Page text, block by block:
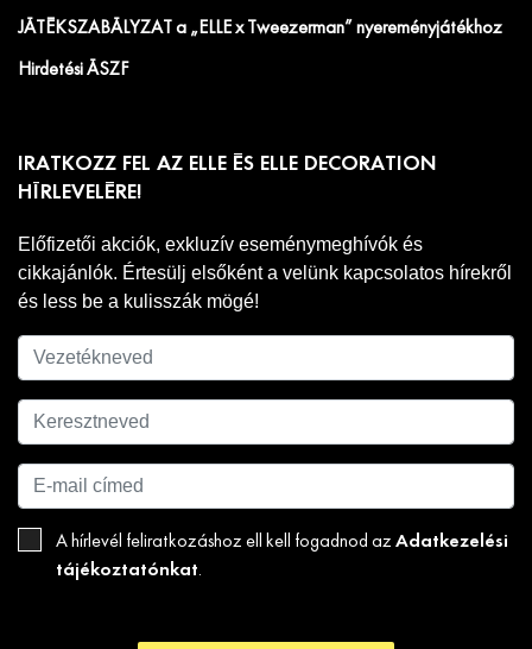
JÁTÉKSZABÁLYZAT a „ELLE x Tweezerman” nyereményjátékhoz
Hirdetési ÁSZF
IRATKOZZ FEL AZ ELLE ÉS ELLE DECORATION
HÍRLEVELÉRE!
Előfizetői akciók, exkluzív eseménymeghívók és
cikkajánlók. Értesülj elsőként a velünk kapcsolatos hírekről
és less be a kulisszák mögé!
A hírlevél feliratkozáshoz ell kell fogadnod az Adatkezelési
tájékoztatónkat.